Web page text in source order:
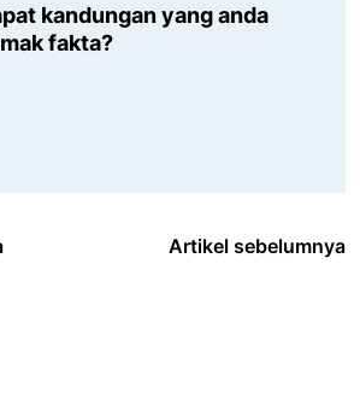
kandungan yang anda
fakta?
Artikel sebelumnya